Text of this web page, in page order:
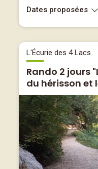
Dates proposées
L'Écurie des 4 Lacs
Rando 2 jours
du hérisson et